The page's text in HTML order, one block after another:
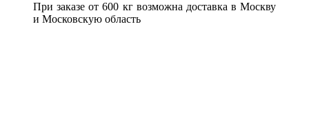
При заказе от 600 кг возможна доставка в Москву
и Московскую область